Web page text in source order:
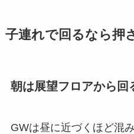
子連れで回るなら押
朝は展望フロアから回
GWは昼に近づくほど混